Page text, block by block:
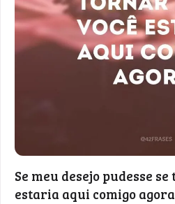
Se meu desejo pudesse
estaria aqui comigo